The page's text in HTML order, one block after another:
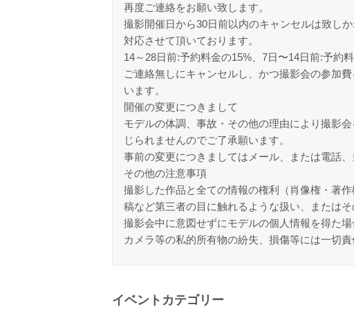
再度ご連絡をお願い致します。
撮影開催日から30日前以内のキャンセルは致し
対応させて頂いております。
14～28日前:予約料金の15%、7日〜14日前:予約
ご連絡無しにキャンセルし、かつ撮影会の参加
います。
開催の変更につきまして
モデルの体調、事故・その他の理由により撮影
じられませんのでご了承願います。
事前の変更につきましてはメール、または電話
その他の注意事項
撮影した作品と全ての情報の権利（肖像権・著
稿など第三者の目に触れるような扱い、または
撮影会中に意図せずにモデルの個人情報を得た
カメラ等の私的所有物の紛失、損傷等には一切責
イベントカテゴリー